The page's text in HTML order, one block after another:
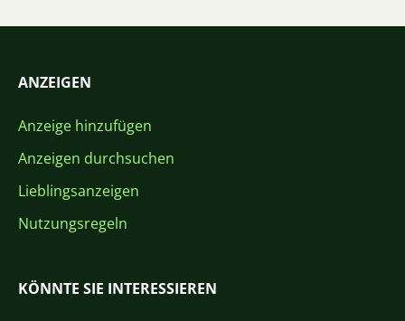
ANZEIGEN
Anzeige hinzufügen
Anzeigen durchsuchen
Lieblingsanzeigen
Nutzungsregeln
KÖNNTE SIE INTERESSIEREN